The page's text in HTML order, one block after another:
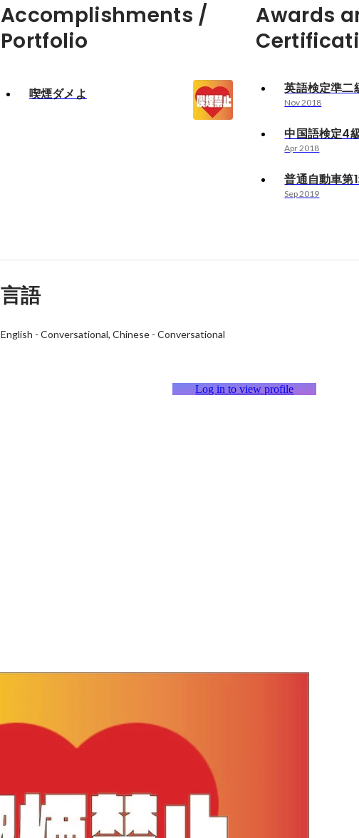
Accomplishments /
Portfolio
喫煙ダメよ
Awards
英語検定準二
Nov 2018
中国語検定4
Apr 2018
普通自動車第
Sep 2019
言語
English - Conversational Chinese- Conversational
Log in to view profile